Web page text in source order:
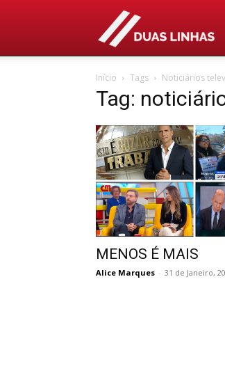
Início Tags Noticiários
Tag:
MENOS É MAIS
Alice Marques - 31 de Janeiro,